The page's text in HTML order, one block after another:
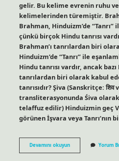
gelir. Bu kelime evrenin ruhu
kelimelerinden türemiştir.
Brahman, Hinduizm’de
çünkü birçok Hindu tanrısı
Brahman’ı tanrılardan biri
Hinduizm’de “Tanrı” ile
Hindu tanrısı vardır, ancak
tanrılardan biri olarak kabul
tanrısıdır? Şiva (Sanskritçe: शिव
transliterasyonunda Śiva olarak
telaffuz edilir) Hinduizmin geç
görünen İşvara veya
Devamını okuyunBrahma
Hangi
Yorum